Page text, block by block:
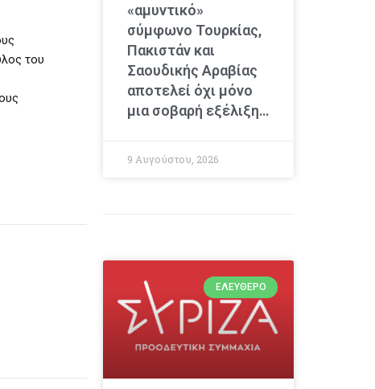
του
«αμυντικό»
σύμφωνο Τουρκίας,
Πακιστάν και
Σαουδικής Αραβίας
αποτελεί όχι μόνο
μια σοβαρή εξέλιξη…
9 Αυγούστου, 2026
ΕΛΕΎΘΕΡΟ